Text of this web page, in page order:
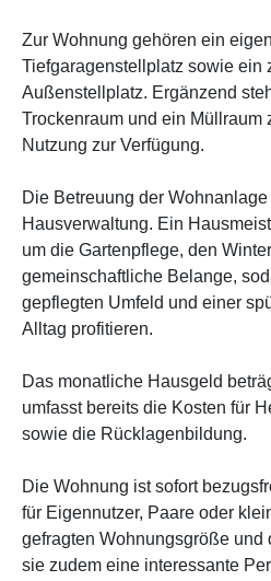
Zur Wohnung gehören ein
Tiefgaragenstellplatz sowie ein
Außenstellplatz. Ergänzend
Trockenraum und ein Müllraum
Nutzung zur Verfügung.
Die Betreuung der
Hausverwaltung. Ein
um die Gartenpflege, den
gemeinschaftliche Belange,
gepflegten Umfeld und einer
Alltag profitieren.
Das monatliche Hausgeld
umfasst bereits die Kosten für
sowie die Rücklagenbildung.
Die Wohnung ist sofort
für Eigennutzer, Paare oder
gefragten Wohnungsgröße und
sie zudem eine interessante